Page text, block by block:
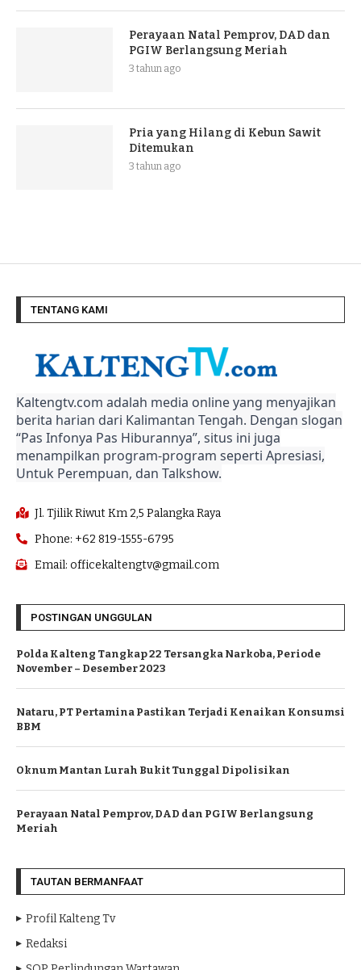
Perayaan Natal Pemprov, DAD dan
PGIW Berlangsung Meriah
3 tahun ago
Pria yang Hilang di Kebun Sawit
Ditemukan
3 tahun ago
TENTANG KAMI
Kaltengtv.com adalah media online yang menyajikan
berita harian dari Kalimantan Tengah. Dengan slogan
“Pas Infonya Pas Hiburannya”, situs ini juga
menampilkan program-program seperti Apresiasi,
Untuk Perempuan, dan Talkshow.
Jl. Tjilik Riwut Km 2,5 Palangka Raya
Phone: +62 819-1555-6795
Email: officekaltengtv@gmail.com
POSTINGAN UNGGULAN
Polda Kalteng Tangkap 22 Tersangka Narkoba, Periode
November – Desember 2023
Nataru, PT Pertamina Pastikan Terjadi Kenaikan Konsumsi
BBM
Oknum Mantan Lurah Bukit Tunggal Dipolisikan
Perayaan Natal Pemprov, DAD dan PGIW Berlangsung
Meriah
TAUTAN BERMANFAAT
Profil Kalteng Tv
Redaksi